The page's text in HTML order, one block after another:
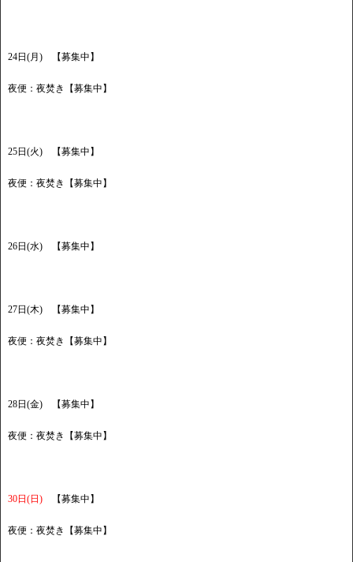
24日(月) 【募集中】
夜便：夜焚き【募集中】
25日(火) 【募集中】
夜便：夜焚き【募集中】
26日(水) 【募集中】
27日(木) 【募集中】
夜便：夜焚き【募集中】
28日(金) 【募集中】
夜便：夜焚き【募集中】
30日(日) 【募集中】
夜便：夜焚き【募集中】